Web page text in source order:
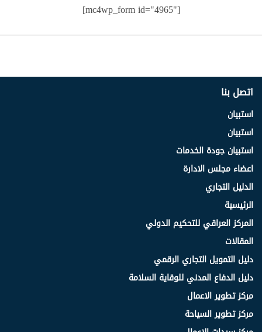
[mc4wp_form id="4965"]
اتصل بنا
استبيان
استبيان
استبيان جودة الخدمات
اعضاء مجلس الادارة
الدليل التجاري
الرئيسية
المركز العراقي للتحكيم الدولي
المقالات
دليل التمويل التجاري الرقمي
دليل الدفاع المدني للوقاية السلامة
مركز تطوير الاعمال
مركز تطوير السياحة